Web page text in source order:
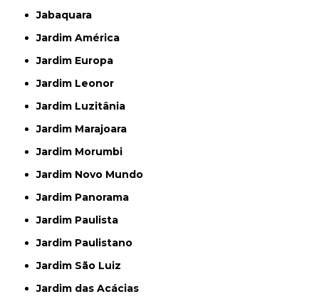
Jabaquara
Jardim América
Jardim Europa
Jardim Leonor
Jardim Luzitânia
Jardim Marajoara
Jardim Morumbi
Jardim Novo Mundo
Jardim Panorama
Jardim Paulista
Jardim Paulistano
Jardim São Luiz
Jardim das Acácias